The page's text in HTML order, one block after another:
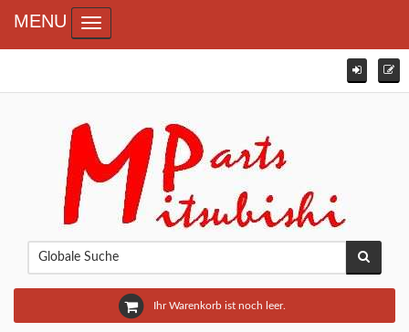
Ihr Warenkorb ist noch leer.
MENU Toggle navigation